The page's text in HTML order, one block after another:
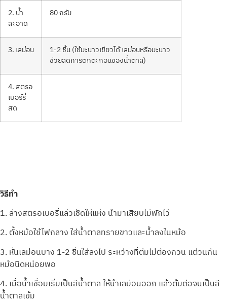
2. น้ำ
สะอาด
80 กรัม
3. เลม่อน
1-2 ชิ้น (ใช้มะนาวเขียวได้ เลม่อนหรือมะนาว
ช่วยลดการตกตะกอนของน้ำตาล)
4. สตรอ
เบอร์รี่
สด
วิธีทำ
1. ล้างสตรอเบอรี่แล้วเช็ดให้แห้ง นำมาเสียบไม้พักไว้
2. ตั้งหม้อใช้ไฟกลาง ใส่น้ำตาลทรายขาวและน้ำลงในหม้อ
3. หั่นเลม่อนบาง 1-2 ชิ้นใส่ลงไป ระหว่างที่ต้มไม่ต้องกวน แต่วนก้น
หม้อนิดหน่อยพอ
4. เมื่อน้ำเชื่อมเริ่มเป็นสีน้ำตาล ให้นำเลม่อนออก แล้วต้มต่อจนเป็นสี
น้ำตาลเข้ม